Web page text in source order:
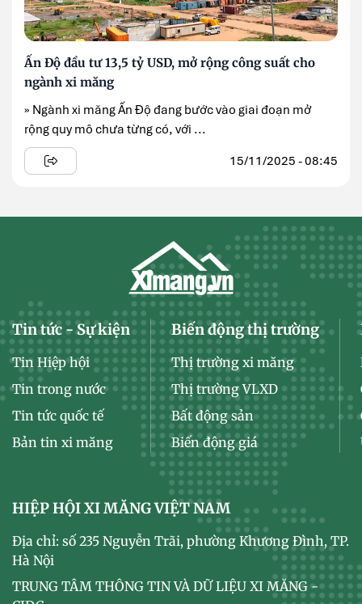
Ấn Độ đầu tư 13,5 tỷ USD, mở rộng công suất cho
ngành xi măng
» Ngành xi măng Ấn Độ đang bước vào giai đoạn mở
rộng quy mô chưa từng có, với ...
15/11/2025 - 08:45
Tin tức - Sự kiện
Tin Hiệp hội
Tin trong nước
Tin tức quốc tế
Bản tin xi măng
Biến động thị trường
Thị trường xi măng
Thị trường VLXD
Bất động sản
Biến động giá
HIỆP HỘI XI MĂNG VIỆT NAM
Địa chỉ: số 235 Nguyễn Trãi, phường Khương Đình, TP.
Hà Nội
TRUNG TÂM THÔNG TIN VÀ DỮ LIỆU XI MĂNG -